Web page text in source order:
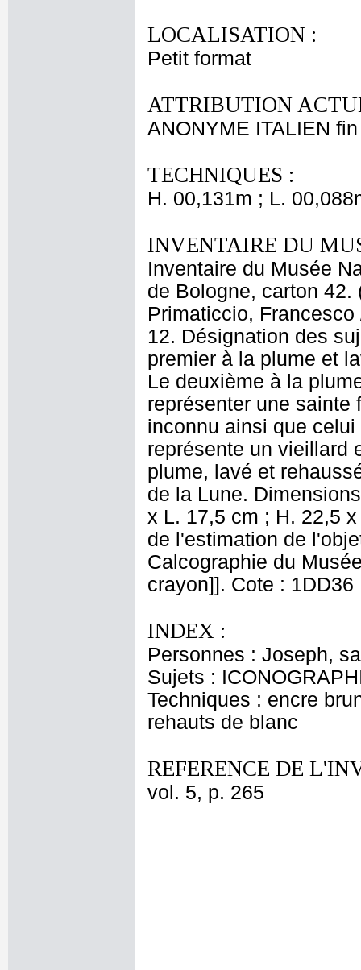
LOCALISATION :
Petit format
ATTRIBUTION
ANONYME ITALIEN
TECHNIQUES :
H. 00,131m ; L.
INVENTAIRE DU
Inventaire du Musée
de Bologne, carton 42.
Primaticcio,
12. Désignation des
premier à la plume et
Le deuxième à la
représenter une sainte
inconnu ainsi que
représente un vieillard
plume, lavé et
de la Lune.
x L. 17,5 cm ; H. 22,5
de l'estimation de
Calcographie du
crayon]]. Cote : 1DD36
INDEX :
Personnes : Joseph,
Sujets :
Techniques : encre
rehauts de blanc
REFERENCE DE
vol. 5, p. 265